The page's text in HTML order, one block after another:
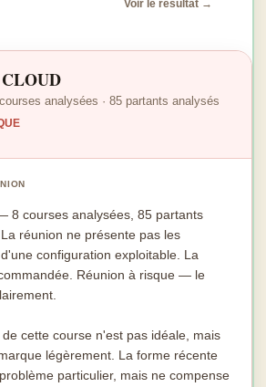
Voir le résultat →
analysées · 85 partants analysés
8 courses analysées, 85 partants
réunion ne présente pas les
configuration exploitable. La
Réunion à risque — le
cette course n'est pas idéale, mais
légèrement. La forme récente
particulier, mais ne compense